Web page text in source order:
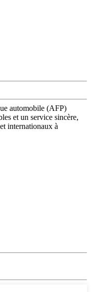
automobile (AFP)
et un service sincère,
internationaux à